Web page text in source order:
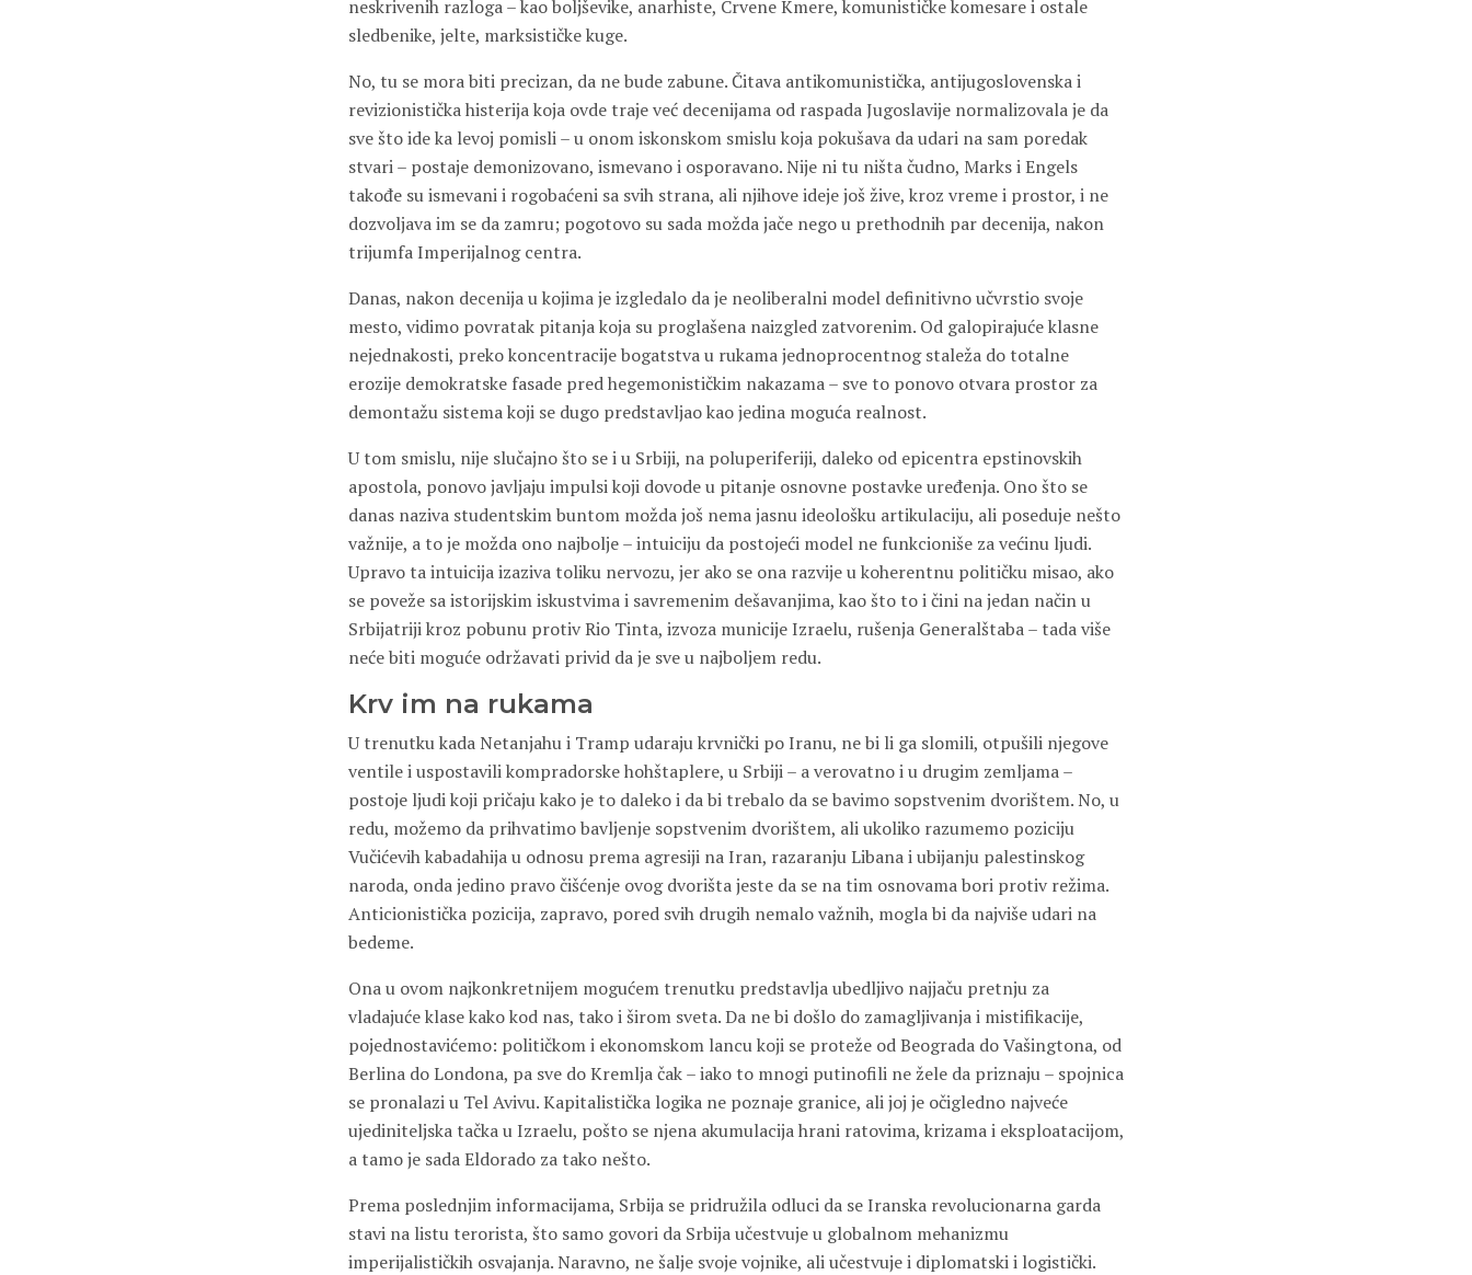
neskrivenih razloga – kao boljševike, anarhiste, Crvene Kmere, komunističke komesare i ostale
sledbenike, jelte, marksističke kuge.
No, tu se mora biti precizan, da ne bude zabune. Čitava antikomunistička, antijugoslovenska i
revizionistička histerija koja ovde traje već decenijama od raspada Jugoslavije normalizovala je da
sve što ide ka levoj pomisli – u onom iskonskom smislu koja pokušava da udari na sam poredak
stvari – postaje demonizovano, ismevano i osporavano. Nije ni tu ništa čudno, Marks i Engels
takođe su ismevani i rogobaćeni sa svih strana, ali njihove ideje još žive, kroz vreme i prostor, i ne
dozvoljava im se da zamru; pogotovo su sada možda jače nego u prethodnih par decenija, nakon
trijumfa Imperijalnog centra.
Danas, nakon decenija u kojima je izgledalo da je neoliberalni model definitivno učvrstio svoje
mesto, vidimo povratak pitanja koja su proglašena naizgled zatvorenim. Od galopirajuće klasne
nejednakosti, preko koncentracije bogatstva u rukama jednoprocentnog staleža do totalne
erozije demokratske fasade pred hegemonističkim nakazama – sve to ponovo otvara prostor za
demontažu sistema koji se dugo predstavljao kao jedina moguća realnost.
U tom smislu, nije slučajno što se i u Srbiji, na poluperiferiji, daleko od epicentra epstinovskih
apostola, ponovo javljaju impulsi koji dovode u pitanje osnovne postavke uređenja. Ono što se
danas naziva studentskim buntom možda još nema jasnu ideološku artikulaciju, ali poseduje nešto
važnije, a to je možda ono najbolje – intuiciju da postojeći model ne funkcioniše za većinu ljudi.
Upravo ta intuicija izaziva toliku nervozu, jer ako se ona razvije u koherentnu političku misao, ako
se poveže sa istorijskim iskustvima i savremenim dešavanjima, kao što to i čini na jedan način u
Srbijatriji kroz pobunu protiv Rio Tinta, izvoza municije Izraelu, rušenja Generalštaba – tada više
neće biti moguće održavati privid da je sve u najboljem redu.
Krv im na rukama
U trenutku kada Netanjahu i Tramp udaraju krvnički po Iranu, ne bi li ga slomili, otpušili njegove
ventile i uspostavili kompradorske hohštaplere, u Srbiji – a verovatno i u drugim zemljama –
postoje ljudi koji pričaju kako je to daleko i da bi trebalo da se bavimo sopstvenim dvorištem. No, u
redu, možemo da prihvatimo bavljenje sopstvenim dvorištem, ali ukoliko razumemo poziciju
Vučićevih kabadahija u odnosu prema agresiji na Iran, razaranju Libana i ubijanju palestinskog
naroda, onda jedino pravo čišćenje ovog dvorišta jeste da se na tim osnovama bori protiv režima.
Anticionistička pozicija, zapravo, pored svih drugih nemalo važnih, mogla bi da najviše udari na
bedeme.
Ona u ovom najkonkretnijem mogućem trenutku predstavlja ubedljivo najjaču pretnju za
vladajuće klase kako kod nas, tako i širom sveta. Da ne bi došlo do zamagljivanja i mistifikacije,
pojednostavićemo: političkom i ekonomskom lancu koji se proteže od Beograda do Vašingtona, od
Berlina do Londona, pa sve do Kremlja čak – iako to mnogi putinofili ne žele da priznaju – spojnica
se pronalazi u Tel Avivu. Kapitalistička logika ne poznaje granice, ali joj je očigledno najveće
ujediniteljska tačka u Izraelu, pošto se njena akumulacija hrani ratovima, krizama i eksploatacijom,
a tamo je sada Eldorado za tako nešto.
Prema poslednjim informacijama, Srbija se pridružila odluci da se Iranska revolucionarna garda
stavi na listu terorista, što samo govori da Srbija učestvuje u globalnom mehanizmu
imperijalističkih osvajanja. Naravno, ne šalje svoje vojnike, ali učestvuje i diplomatski i logistički.